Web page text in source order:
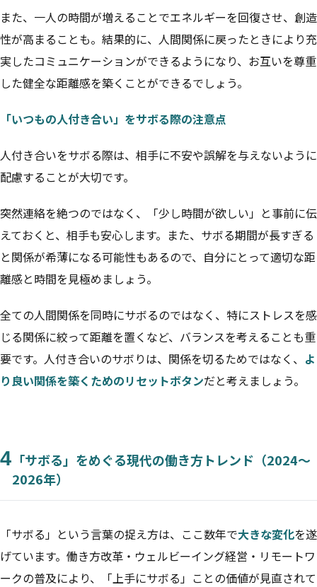
また、一人の時間が増えることでエネルギーを回復させ、創造
性が高まることも。結果的に、人間関係に戻ったときにより充
実したコミュニケーションができるようになり、お互いを尊重
した健全な距離感を築くことができるでしょう。
「いつもの人付き合い」をサボる際の注意点
人付き合いをサボる際は、相手に不安や誤解を与えないように
配慮することが大切です。
突然連絡を絶つのではなく、「少し時間が欲しい」と事前に伝
えておくと、相手も安心します。また、サボる期間が長すぎる
と関係が希薄になる可能性もあるので、自分にとって適切な距
離感と時間を見極めましょう。
全ての人間関係を同時にサボるのではなく、特にストレスを感
じる関係に絞って距離を置くなど、バランスを考えることも重
要です。人付き合いのサボりは、関係を切るためではなく、 よ
り良い関係を築くためのリセットボタンだと考えましょう。
4 「サボる」をめぐる現代の働き方トレンド（2024〜
2026年）
「サボる」という言葉の捉え方は、ここ数年で大きな変化を遂
げています。働き方改革・ウェルビーイング経営・リモートワ
ークの普及により、「上手にサボる」ことの価値が見直されて